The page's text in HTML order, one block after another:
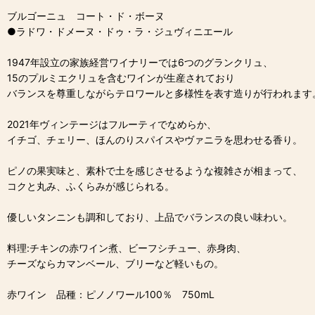
ブルゴーニュ コート・ド・ボーヌ
●ラドワ・ドメーヌ・ドゥ・ラ・ジュヴィニエール
1947年設立の家族経営ワイナリーでは6つのグランクリュ、
15のプルミエクリュを含むワインが生産されており
バランスを尊重しながらテロワールと多様性を表す造りが行われます
2021年ヴィンテージはフルーティでなめらか、
イチゴ、チェリー、ほんのりスパイスやヴァニラを思わせる香り。
ピノの果実味と、素朴で土を感じさせるような複雑さが相まって、
コクと丸み、ふくらみが感じられる。
優しいタンニンも調和しており、上品でバランスの良い味わい。
料理:チキンの赤ワイン煮、ビーフシチュー、赤身肉、
チーズならカマンベール、ブリーなど軽いもの。
赤ワイン 品種：ピノノワール100％ 750mL